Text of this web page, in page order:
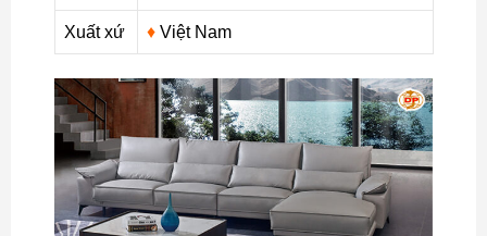
Xuất xứ ♦ Việt Nam